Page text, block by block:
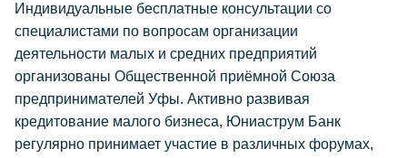
Индивидуальные бесплатные консультации со
специалистами по вопросам организации
деятельности малых и средних предприятий
организованы Общественной приёмной Союза
предпринимателей Уфы. Активно развивая
кредитование малого бизнеса, Юниаструм Банк
регулярно принимает участие в различных форумах,